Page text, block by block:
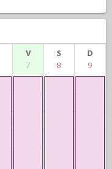
V
7
S
8
D
9